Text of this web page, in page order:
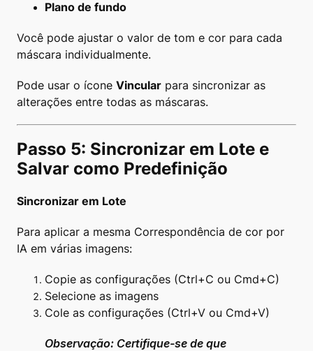
Plano de fundo
Você pode ajustar o valor de tom e cor para cada
máscara individualmente.
Pode usar o ícone Vincular para sincronizar as
alterações entre todas as máscaras.
Passo 5: Sincronizar em Lote e
Salvar como Predefinição
Sincronizar em Lote
Para aplicar a mesma Correspondência de cor por
IA em várias imagens:
Copie as configurações (Ctrl+C ou Cmd+C)
Selecione as imagens
Cole as configurações (Ctrl+V ou Cmd+V)
Observação: Certifique-se de que